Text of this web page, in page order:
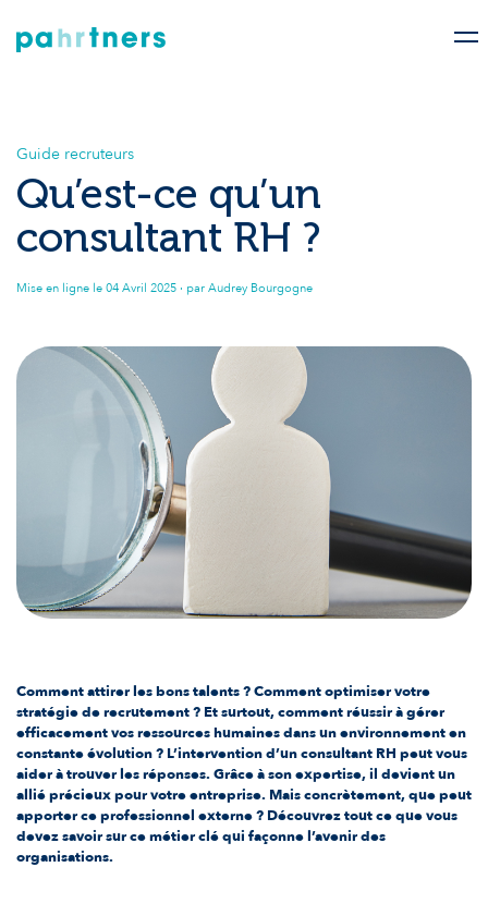
Guide recruteurs
Qu’est-ce qu’un
consultant RH ?
Mise en ligne le 04 Avril 2025 · par Audrey Bourgogne
Comment attirer les bons talents ? Comment optimiser votre
stratégie de recrutement ? Et surtout, comment réussir à gérer
efficacement vos ressources humaines dans un environnement en
constante évolution ? L’intervention d’un consultant RH peut vous
aider à trouver les réponses. Grâce à son expertise, il devient un
allié précieux pour votre entreprise. Mais concrètement, que peut
apporter ce professionnel externe ? Découvrez tout ce que vous
devez savoir sur ce métier clé qui façonne l’avenir des
organisations.